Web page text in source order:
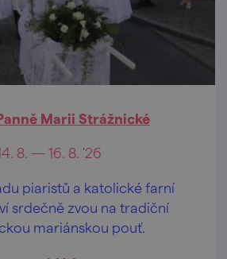
Marii Strážnické
8. — 16. 8. '26
piaristů a katolické farní
srdečně zvou na tradiční
mariánskou pouť.